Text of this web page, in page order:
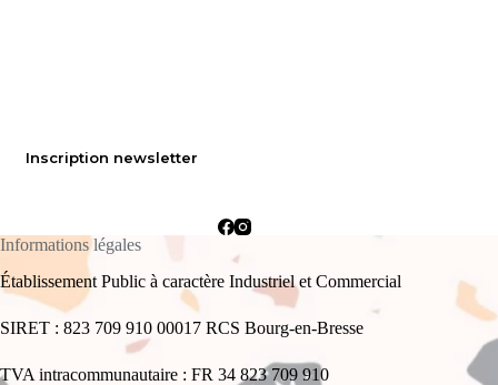
Inscription newsletter
Informations légales
Établissement Public à caractère Industriel et Commercial
SIRET : 823 709 910 00017 RCS Bourg-en-Bresse
TVA intracommunautaire : FR 34 823 709 910